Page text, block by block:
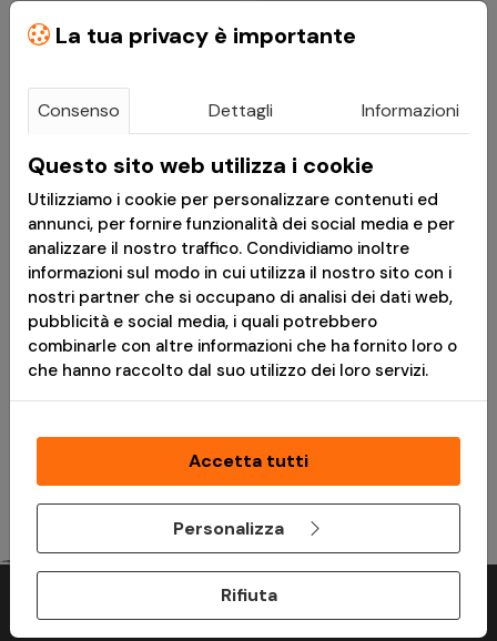
€ 5,50
Multifunzione Marpat -
MFH
Consegna in 24h
€ 17,90
Marpat - Invader Gear
Disponibile
Messaggio pubblicitario con finalità promozionale.Paga in 3
rate senza interessi è disponibile solo per acquisti idonei da €
30,00 a € 2.000,00. L'idoneità a Paga in 3 rate è soggetta ad
approvazione da parte di PayPal (Europe) S.à r.l. et Cie, S.C.A.,
che è il creditore. TAEG 0%. Prima di fare domanda, consulta il
Foglio Informativoe iTermini e Condizionidisponibili durante il
processo di acquisto. Un finanziamento è un impegno
vincolante e deve essere rimborsato. Assicurati di essere in
Perchè acquistare su ModaMilitare?
La tua privacy è importante
Consenso Dettagli Informazioni
Questo sito web utilizza i cookie
Utilizziamo i cookie per personalizzare contenuti ed
annunci, per fornire funzionalità dei social media e per
analizzare il nostro traffico. Condividiamo inoltre
informazioni sul modo in cui utilizza il nostro sito con i
nostri partner che si occupano di analisi dei dati web,
pubblicità e social media, i quali potrebbero
combinarle con altre informazioni che ha fornito loro o
che hanno raccolto dal suo utilizzo dei loro servizi.
Accetta tutti
Personalizza
Rifiuta